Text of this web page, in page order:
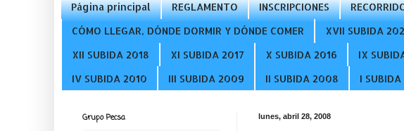
Página principal REGLAMENTO INSCRIPCIONES
CÓMO LLEGAR, DÓNDE DORMIR Y DÓNDE COMER
XVII SUBIDA
XII SUBIDA 2018
XI SUBIDA 2017 X SUBIDA 2016 IX
IV SUBIDA 2010
III SUBIDA 2009 II SUBIDA 2008 I
lunes, abril 28, 2008
Grupo Pecsa